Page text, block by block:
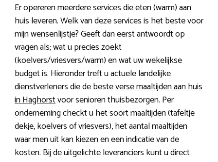
Er opereren meerdere services die eten (warm) aan
huis leveren. Welk van deze services is het beste voor
mijn wensenlijstje? Geeft dan eerst antwoordt op
vragen als; wat u precies zoekt
(koelvers/vriesvers/warm) en wat uw wekelijkse
budget is. Hieronder treft u actuele landelijke
dienstverleners die de besteverse maaltijden aan huis
in Haghorstvoor senioren thuisbezorgen. Per
onderneming checkt u het soort maaltijden (tafeltje
dekje, koelvers of vriesvers), het aantal maaltijden
waar men uit kan kiezen en een indicatie van de
kosten. Bij de uitgelichte leveranciers kunt u direct